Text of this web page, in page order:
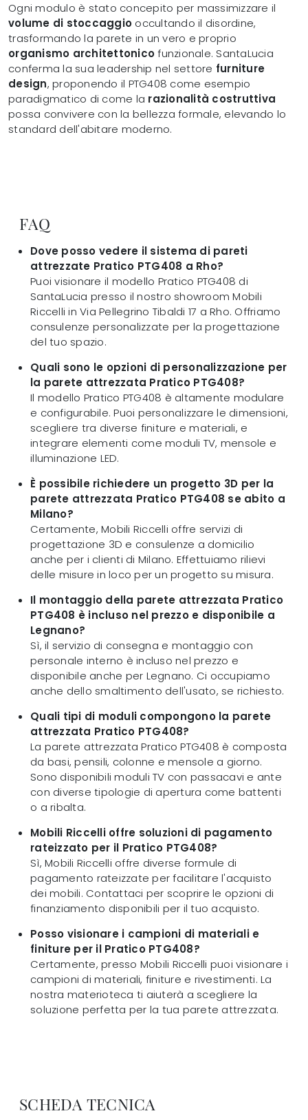
Ogni modulo è stato concepito per massimizzare il
volume di stoccaggio occultando il disordine,
trasformando la parete in un vero e proprio
organismo architettonicofunzionale. SantaLucia
conferma la sua leadership nel settore furniture
design, proponendo il PTG408 come esempio
paradigmatico di come la razionalità costruttiva
possa convivere con la bellezza formale, elevando lo
standard dell'abitare moderno.
FAQ
Dove posso vedere il sistema di pareti
attrezzate Pratico PTG408 a Rho?
Puoi visionare il modello Pratico PTG408 di
SantaLucia presso il nostro showroom Mobili
Riccelli in Via Pellegrino Tibaldi 17 a Rho. Offriamo
consulenze personalizzate per la progettazione
del tuo spazio.
Quali sono le opzioni di personalizzazione per
la parete attrezzata Pratico PTG408?
Il modello Pratico PTG408 è altamente modulare
e configurabile. Puoi personalizzare le dimensioni,
scegliere tra diverse finiture e materiali, e
integrare elementi come moduli TV, mensole e
illuminazione LED.
È possibile richiedere un progetto 3D per la
parete attrezzata Pratico PTG408 se abito a
Milano?
Certamente, Mobili Riccelli offre servizi di
progettazione 3D e consulenze a domicilio
anche per i clienti di Milano. Effettuiamo rilievi
delle misure in loco per un progetto su misura.
Il montaggio della parete attrezzata Pratico
PTG408 è incluso nel prezzo e disponibile a
Legnano?
Sì, il servizio di consegna e montaggio con
personale interno è incluso nel prezzo e
disponibile anche per Legnano. Ci occupiamo
anche dello smaltimento dell'usato, se richiesto.
Quali tipi di moduli compongono la parete
attrezzata Pratico PTG408?
La parete attrezzata Pratico PTG408 è composta
da basi, pensili, colonne e mensole a giorno.
Sono disponibili moduli TV con passacavi e ante
con diverse tipologie di apertura come battenti
o a ribalta.
Mobili Riccelli offre soluzioni di pagamento
rateizzato per il Pratico PTG408?
Sì, Mobili Riccelli offre diverse formule di
pagamento rateizzate per facilitare l'acquisto
dei mobili. Contattaci per scoprire le opzioni di
finanziamento disponibili per il tuo acquisto.
Posso visionare i campioni di materiali e
finiture per il Pratico PTG408?
Certamente, presso Mobili Riccelli puoi visionare i
campioni di materiali, finiture e rivestimenti. La
nostra materioteca ti aiuterà a scegliere la
soluzione perfetta per la tua parete attrezzata.
SCHEDA TECNICA